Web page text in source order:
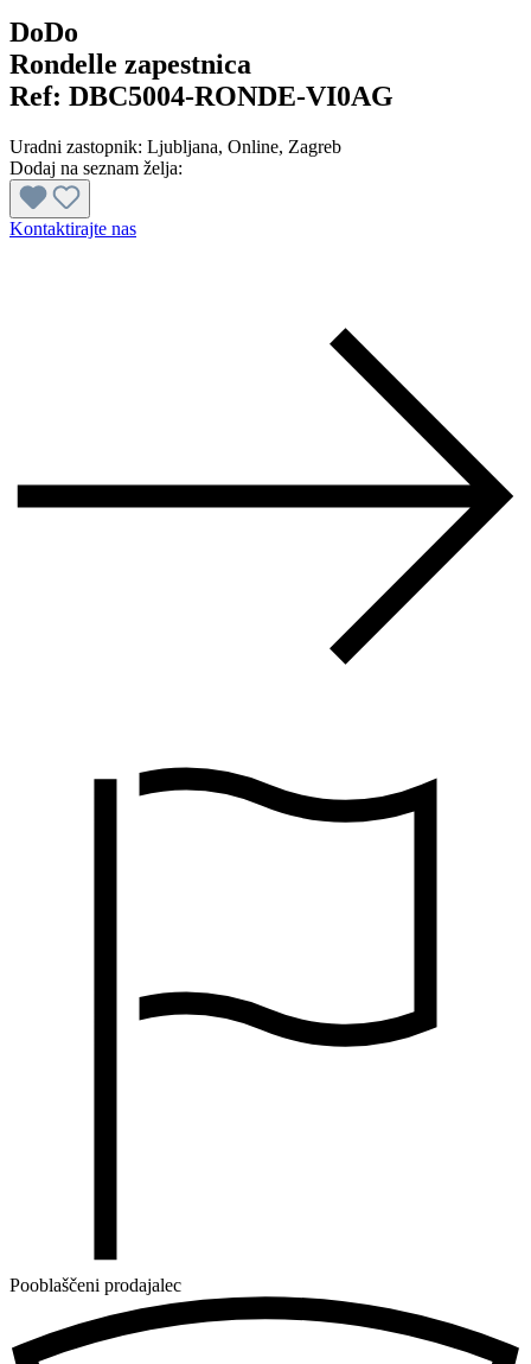
DoDo
Rondelle zapestnica
Ref: DBC5004-RONDE-VI0AG
Uradni zastopnik: Ljubljana, Online, Zagreb
Dodaj na seznam želja:
Kontaktirajte nas
Pooblaščeni prodajalec